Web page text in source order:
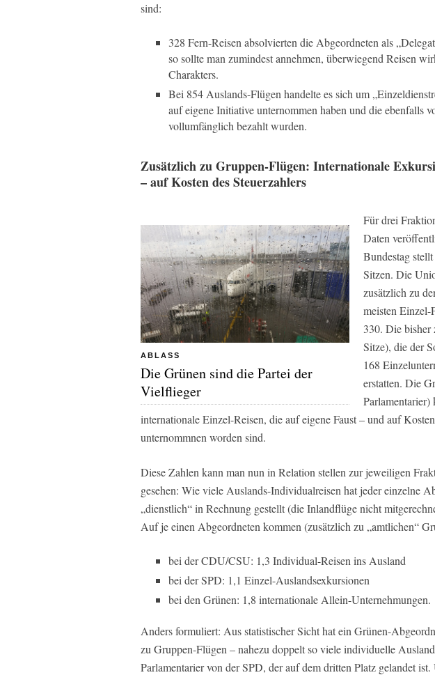
sind:
328 Fern-Reisen absolvierten die Abgeordneten als
so sollte man zumindest annehmen, überwiegend Reisen
Charakters.
Bei 854 Auslands-Flügen handelte es sich um
auf eigene Initiative unternommen haben und die ebenfalls
vollumfänglich bezahlt wurden.
Zusätzlich zu Gruppen-Flügen: Internationale
– auf Kosten des Steuerzahlers
ABLASS
Die Grünen sind die Partei der
Vielflieger
Für drei
Daten
Bundestag
Sitzen. Die
zusätzlich zu
meisten Einzel-
330. Die
Sitze), die der
168
erstatten. Die
Parlamentarier)
internationale Einzel-Reisen, die auf eigene Faust – und auf
unternommnen worden sind.
Diese Zahlen kann man nun in Relation stellen zur jeweiligen
gesehen: Wie viele Auslands-Individualreisen hat jeder einzelne
„dienstlich“ in Rechnung gestellt (die Inlandflüge nicht
Auf je einen Abgeordneten kommen (zusätzlich zu „amtlichen“
bei der CDU/CSU: 1,3 Individual-Reisen ins Ausland
bei der SPD: 1,1 Einzel-Auslandsexkursionen
bei den Grünen: 1,8 internationale Allein-Unternehmungen.
Anders formuliert: Aus statistischer Sicht hat ein Grünen-
zu Gruppen-Flügen – nahezu doppelt so viele individuelle
Parlamentarier von der SPD, der auf dem dritten Platz gelandet